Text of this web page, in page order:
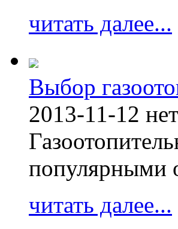
читать далее...
Выбор
2013-11-12
популярными
читать далее...